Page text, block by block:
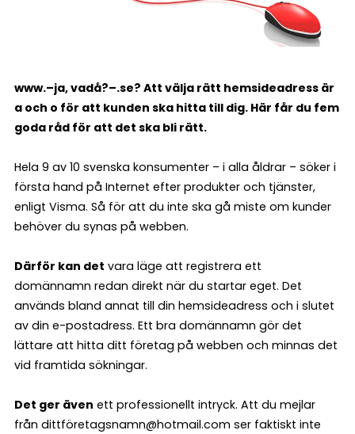
www.–ja, vadå?–.se? Att välja rätt hemsideadress är
a och o för att kunden ska hitta till dig. Här får du fem
goda råd för att det ska bli rätt.
Hela 9 av 10 svenska konsumenter – i alla åldrar – söker i
första hand på Internet efter produkter och tjänster,
enligt Visma. Så för att du inte ska gå miste om kunder
behöver du synas på webben.
Därför kan det vara läge att registrera ett
domännamn redan direkt när du startar eget. Det
används bland annat till din hemsideadress och i slutet
av din e-postadress. Ett bra domännamn gör det
lättare att hitta ditt företag på webben och minnas det
vid framtida sökningar.
Det ger även ett professionellt intryck. Att du mejlar
från dittföretagsnamn@hotmail.com ser faktiskt inte